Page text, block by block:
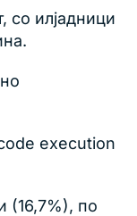
со илјадници
execution
(16,7%), по